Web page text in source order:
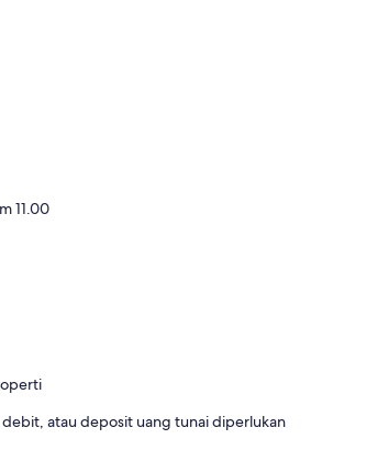
11.00
atau deposit uang tunai diperlukan